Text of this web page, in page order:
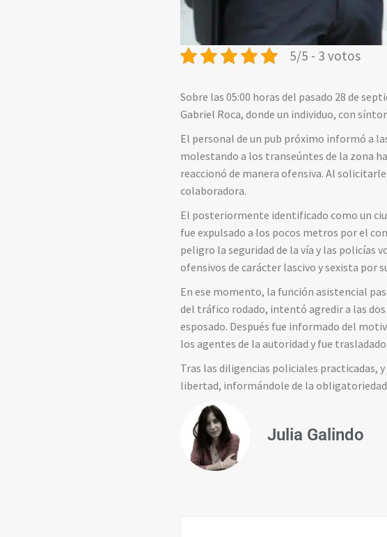
5/5 - 3 votos
Sobre las 05:00 horas del pasado 28 de
Gabriel Roca, donde un individuo, con
El personal de un pub próximo informó a
molestando a los transeúntes de la zona
reaccionó de manera ofensiva. Al
colaboradora.
El posteriormente identificado como un
fue expulsado a los pocos metros por el
peligro la seguridad de la vía y las policías
ofensivos de carácter lascivo y sexista por
En ese momento, la función asistencial
del tráfico rodado, intentó agredir a las
esposado. Después fue informado del
los agentes de la autoridad y fue
Tras las diligencias policiales practicadas,
libertad, informándole de la
Julia Galindo